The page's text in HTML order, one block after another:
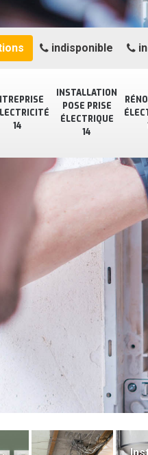
14
INSTALLATION
POSE PRISE
ÉLECTRIQUE
14
indisponible